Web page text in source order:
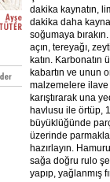
dakika kaynatın,
dakika daha
soğumaya
açın, tereyağı,
katın. Karbonatın
kabartın ve unun
malzemelere
karıştırarak una
havlusu ile örtüp,
büyüklüğünde
üzerinde
hazırlayın.
sağa doğru rulo
yapıp, yağlanmış